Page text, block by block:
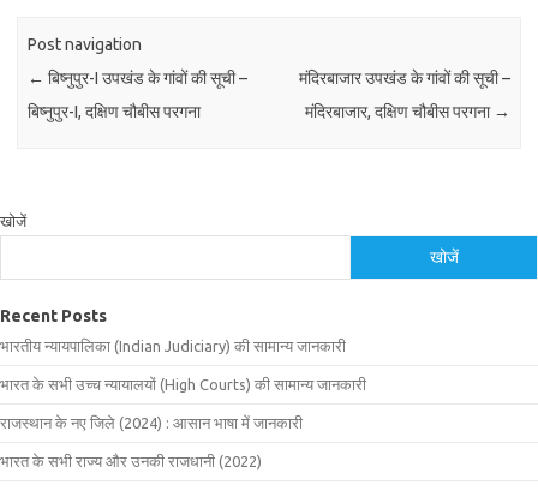
Post navigation
← बिष्नुपुर-I उपखंड के गांवों की सूची –
बिष्नुपुर-I, दक्षिण चौबीस परगना
मंदिरबाजार उपखंड के गांवों की सूची –
मंदिरबाजार, दक्षिण चौबीस परगना →
खोजें
खोजें
Recent Posts
भारतीय न्यायपालिका (Indian Judiciary) की सामान्य जानकारी
भारत के सभी उच्च न्यायालयों (High Courts) की सामान्य जानकारी
राजस्थान के नए जिले (2024) : आसान भाषा में जानकारी
भारत के सभी राज्य और उनकी राजधानी (2022)